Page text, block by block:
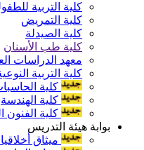
كلية التربية
كلية التمريض
كلية الصيدلة
كلية طب الأسنان
معهد الدراسات
كلية التربية
كلية
كلية الهندسة
كلية الفنون
بوابة هيئة التدريس
ميثاق